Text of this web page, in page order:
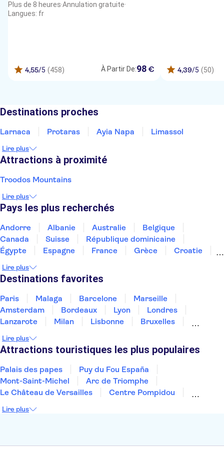
Plus de 8 heures·Annulation gratuite·
Langues: fr
4,55/5 (458) À Partir De:98 € 4,39/5 (50)
Destinations proches
Larnaca Protaras Ayia Napa Limassol
Lire plus
Attractions à proximité
Troodos Mountains
Lire plus
Pays les plus recherchés
Andorre Albanie Australie
Belgique
Canada
Suisse
République dominicaine
Égypte
Espagne France Grèce
Croatie
Thaïlande
Tunisie
Lire plus
Destinations favorites
Paris Malaga Barcelone
Marseille
Amsterdam
Bordeaux Lyon
Londres
Lanzarote
Milan Lisbonne
Bruxelles
Dubai
Minorque Copenhague Montpellier
Lire plus
Attractions touristiques les plus populaires
Palais des papes
Puy du Fou España
Mont-Saint-Michel
Arc de Triomphe
Le Château de Versailles
Centre Pompidou
La Chapelle Sixtine
Lire plus